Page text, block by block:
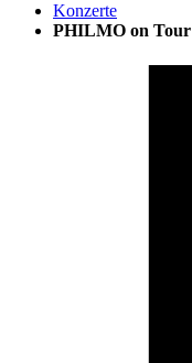
Konzerte
PHILMO on Tour